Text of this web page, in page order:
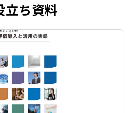
立ち資料